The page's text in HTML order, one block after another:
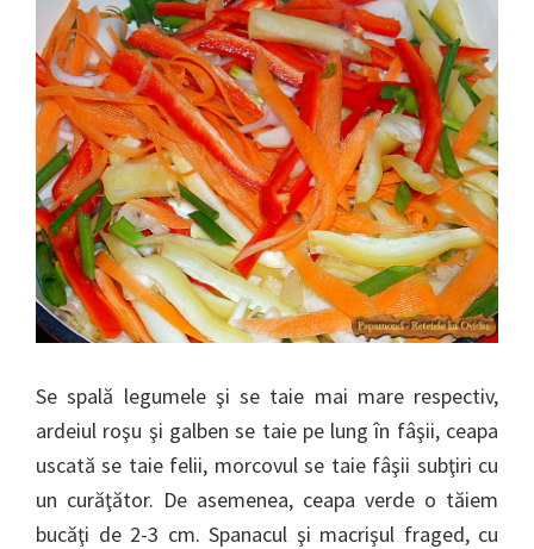
Se spală legumele şi se taie mai mare respectiv,
ardeiul roşu şi galben se taie pe lung în fâşii, ceapa
uscată se taie felii, morcovul se taie fâşii subţiri cu
un curăţător. De asemenea, ceapa verde o tăiem
bucăţi de 2-3 cm. Spanacul şi macrişul fraged, cu